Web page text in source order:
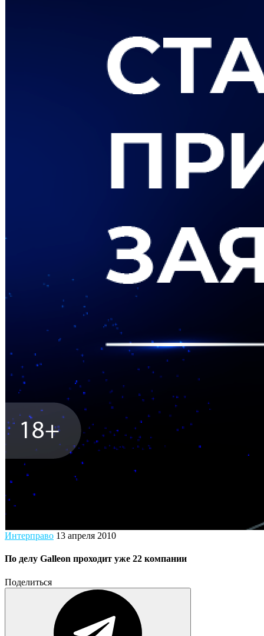
Интерправо 13 апреля 2010
По делу Galleon проходит уже 22 компании
Поделиться